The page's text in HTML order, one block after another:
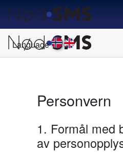
Language
Personvern
1. Formål med
av